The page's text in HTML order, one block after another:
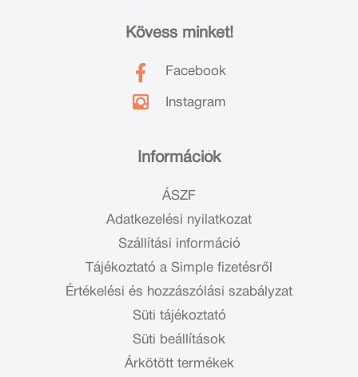
Információk
ÁSZF
Adatkezelési nyilatkozat
Szállítási információ
Tájékoztató a Simple fizetésről
Értékelési és hozzászólási szabályzat
Süti tájékoztató
Süti beállítások
Árkötött termékek
Kövess minket!
Facebook
Instagram